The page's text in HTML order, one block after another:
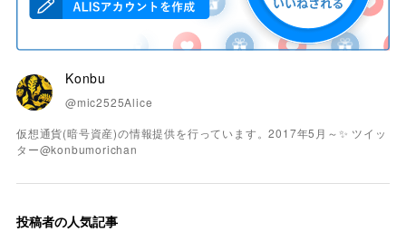
Konbu
@mic2525Alice
仮想通貨(暗号資産)の情報提供を行っています。2017年5月～✨ ツイッ
ター@konbumorichan
投稿者の人気記事